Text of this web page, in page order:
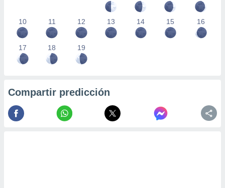
10 11 12 13 14 15 16
17 18 19
Compartir predicción